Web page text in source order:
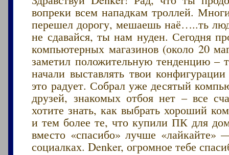
вопреки всем нападкам троллей.
перешел дорогу, мешаешь наё…..ть
не сдавайся, ты нам нуден. Сегодня
компьютерных магазинов (около 20
заметил положительную тенденцию –
начали выставлять твои
это радует. Собрал уже десятый
друзей, знакомых отбоя нет – все
хотите знать, как выбрать хороший
и тем более те, что купили ПК для
вместо «спасибо» лучше «лайкайте»
социалках. Denker, огромное тебе